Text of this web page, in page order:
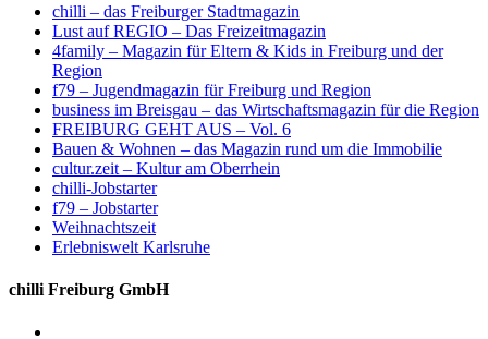
chilli – das Freiburger Stadtmagazin
Lust auf REGIO – Das Freizeitmagazin
4family – Magazin für Eltern & Kids in Freiburg und der
Region
f79 – Jugendmagazin für Freiburg und Region
business im Breisgau – das Wirtschaftsmagazin für die Region
FREIBURG GEHT AUS – Vol. 6
Bauen & Wohnen – das Magazin rund um die Immobilie
cultur.zeit – Kultur am Oberrhein
chilli-Jobstarter
f79 – Jobstarter
Weihnachtszeit
Erlebniswelt Karlsruhe
chilli Freiburg GmbH